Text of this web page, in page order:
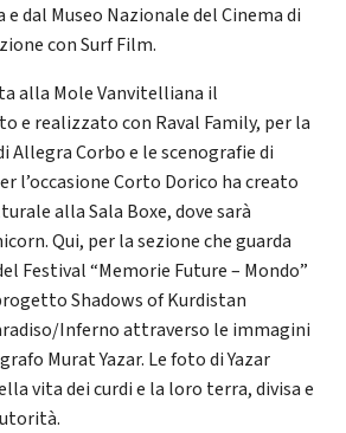
dal Museo Nazionale del Cinema di
con Surf Film.
alla Mole Vanvitelliana il
e realizzato con Raval Family, per la
Allegra Corbo e le scenografie di
l’occasione Corto Dorico ha creato
alla Sala Boxe, dove sarà
Qui, per la sezione che guarda
Festival “Memorie Future – Mondo”
Shadows of Kurdistan
Inferno attraverso le immagini
Murat Yazar. Le foto di Yazar
vita dei curdi e la loro terra, divisa e